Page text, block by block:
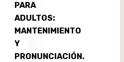
PARA
ADULTOS:
MANTENIMIENTO
Y
PRONUNCIACIÓN.